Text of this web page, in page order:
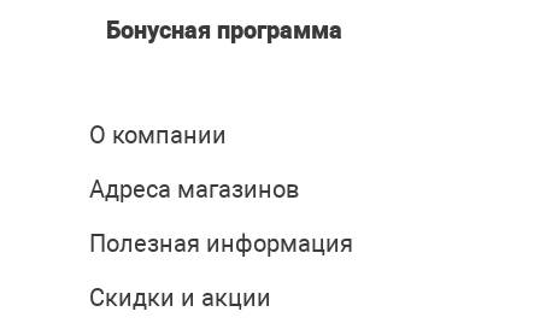
Бонусная программа
О компании
Адреса магазинов
Полезная информация
Скидки и акции